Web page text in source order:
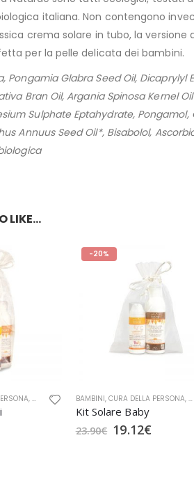
italiana. Non contengono
crema solare in tubo, la
per la pelle delicata dei bambini.
Pongamia Glabra Seed Oil,
Bran Oil, Argania Spinosa Kernel
Sulphate Eptahydrate,
Annuus Seed Oil*, Bisabolol,
LIKE…
, GIFT BOX OFFICINA NATURAE ,SOLARI
-20%
BAMBINI, CURA DELLA PERSONA,
Kit Solare Baby
23.90€ 19.12€